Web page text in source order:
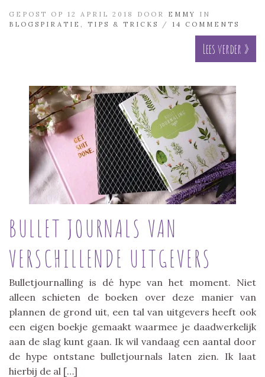
GEPOST OP 12 APRIL 2018 DOOR EMMY
IN
BLOGSPIRATIE
TIPS & TRICKS / 14 COMMENTS
Lees verder »
BULLET JOURNALS VAN
VERSCHILLENDE UITGEVERS
Bulletjournalling is dé hype van het moment. Niet
alleen schieten de boeken over deze manier van
plannen de grond uit, een tal van uitgevers heeft ook
een eigen boekje gemaakt waarmee je daadwerkelijk
aan de slag kunt gaan. Ik wil vandaag een aantal door
de hype ontstane bulletjournals laten zien. Ik laat
hierbij de al […]